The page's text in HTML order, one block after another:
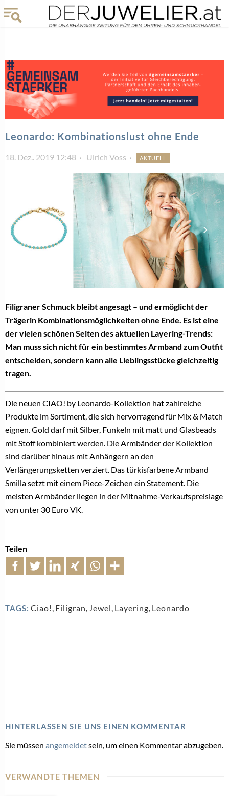
Leonardo: Kombinationslust ohne Ende
18. Dez.. 2019 12:48 Ulrich Voss AKTUELL
Filigraner Schmuck bleibt angesagt – und ermöglicht der
Trägerin Kombinationsmöglichkeiten ohne Ende. Es ist eine
der vielen schönen Seiten des aktuellen Layering-Trends:
Man muss sich nicht für ein bestimmtes Armband zum Outfit
entscheiden, sondern kann alle Lieblingsstücke gleichzeitig
tragen.
Die neuen CIAO! by Leonardo-Kollektion hat zahlreiche
Produkte im Sortiment, die sich hervorragend für Mix & Match
eignen. Gold darf mit Silber, Funkeln mit matt und Glasbeads
mit Stoff kombiniert werden. Die Armbänder der Kollektion
sind darüber hinaus mit Anhängern an den
Verlängerungsketten verziert. Das türkisfarbene Armband
Smilla setzt mit einem Piece-Zeichen ein Statement. Die
meisten Armbänder liegen in der Mitnahme-Verkaufspreislage
von unter 30 Euro VK.
Teilen
TAGS: Ciao!, Filigran, Jewel, Layering, Leonardo
HINTERLASSEN SIE UNS EINEN KOMMENTAR
Sie müssen angemeldetsein, um einen Kommentar abzugeben.
VERWANDTE THEMEN